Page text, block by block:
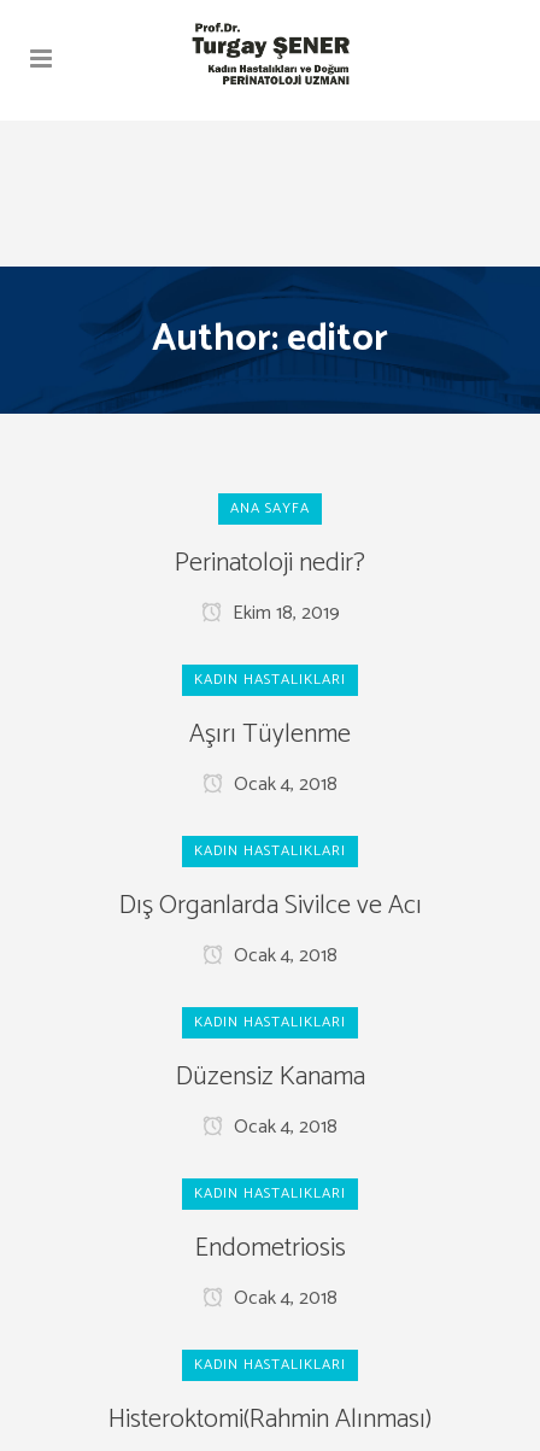
Author: editor
ANA SAYFA
Perinatoloji nedir?
Ekim 18, 2019
KADIN HASTALIKLARI
Aşırı Tüylenme
Ocak 4, 2018
KADIN HASTALIKLARI
Dış Organlarda Sivilce ve Acı
Ocak 4, 2018
KADIN HASTALIKLARI
Düzensiz Kanama
Ocak 4, 2018
KADIN HASTALIKLARI
Endometriosis
Ocak 4, 2018
KADIN HASTALIKLARI
Histeroktomi(Rahmin Alınması)